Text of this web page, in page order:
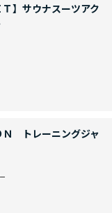
Ｔ】サウナスーツアク
トレーニングジャ